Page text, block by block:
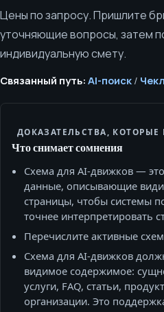
Цены по запросу. Пришлите
уточняющие вопросы, затем
индивидуальную смету.
Связанный путь: AI-поиск /
ДОКАЗАТЕЛЬСТВА,
Что снимает сомнения
Схема для AI-движков —
данные, описывающие
страницы, чтобы системы
точнее интерпретировать
Перечислите активные
Схема для AI-движков
видимое содержимое:
услуги, FAQ, статьи,
организации. Это